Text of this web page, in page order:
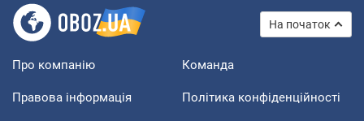
На початок
Про компанію Команда
Правова інформація Політика конфіденційності